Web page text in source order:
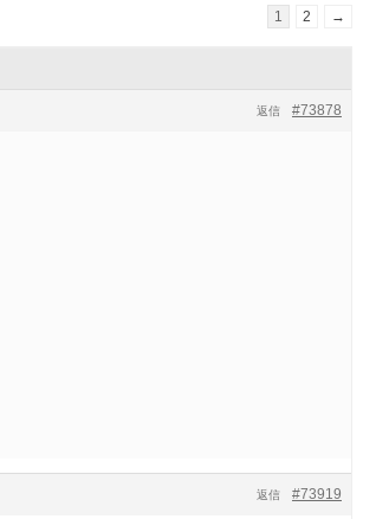
1 2 →
#73878
返信
#73919
返信